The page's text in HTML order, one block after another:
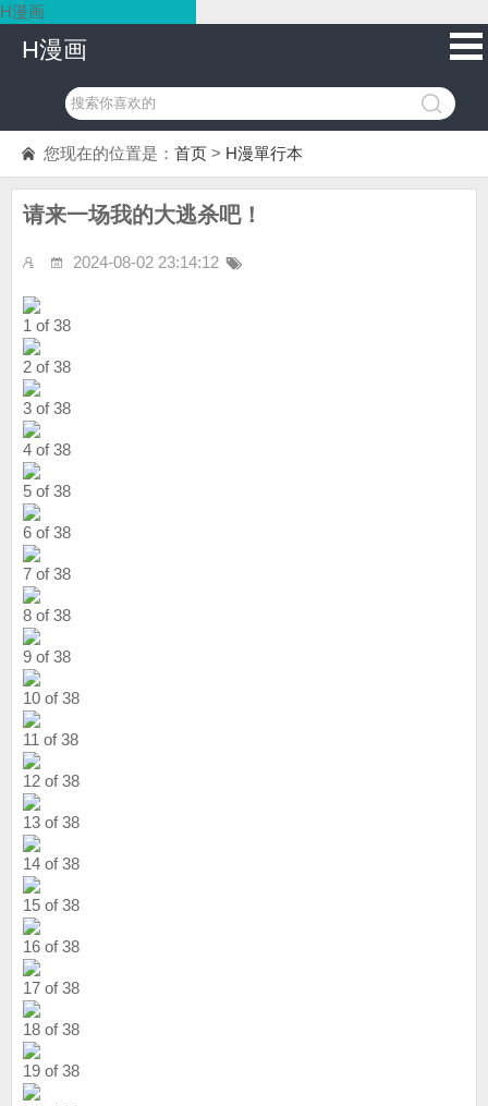
H漫画
H漫画
您现在的位置是： 首页 > H漫單行本
请来一场我的大逃杀吧！
2024-08-02 23:14:12
1 of 38
2 of 38
3 of 38
4 of 38
5 of 38
6 of 38
7 of 38
8 of 38
9 of 38
10 of 38
11 of 38
12 of 38
13 of 38
14 of 38
15 of 38
16 of 38
17 of 38
18 of 38
19 of 38